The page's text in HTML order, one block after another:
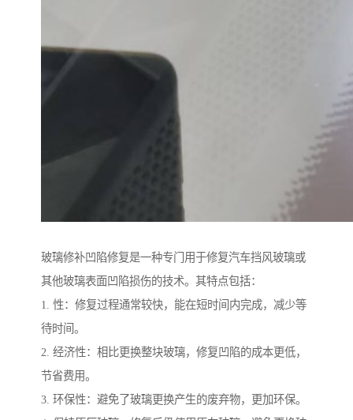
玻璃修补凹陷修复是一种专门用于修复汽车挡风玻璃或
其他玻璃表面凹陷损伤的技术。其特点包括：
1. 性：修复过程通常较快，能在短时间内完成，减少等
待时间。
2. 经济性：相比更换整块玻璃，修复凹陷的成本更低，
节省费用。
3. 环保性：避免了玻璃更换产生的废弃物，更加环保。